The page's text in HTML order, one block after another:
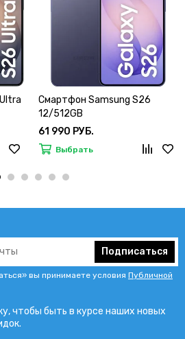
Смартфон Samsung S26
12/512GB
61 990 РУБ.
Выбрать
Подписаться
вы принимаете условия Публичной
чтобы быть в курсе наших новых